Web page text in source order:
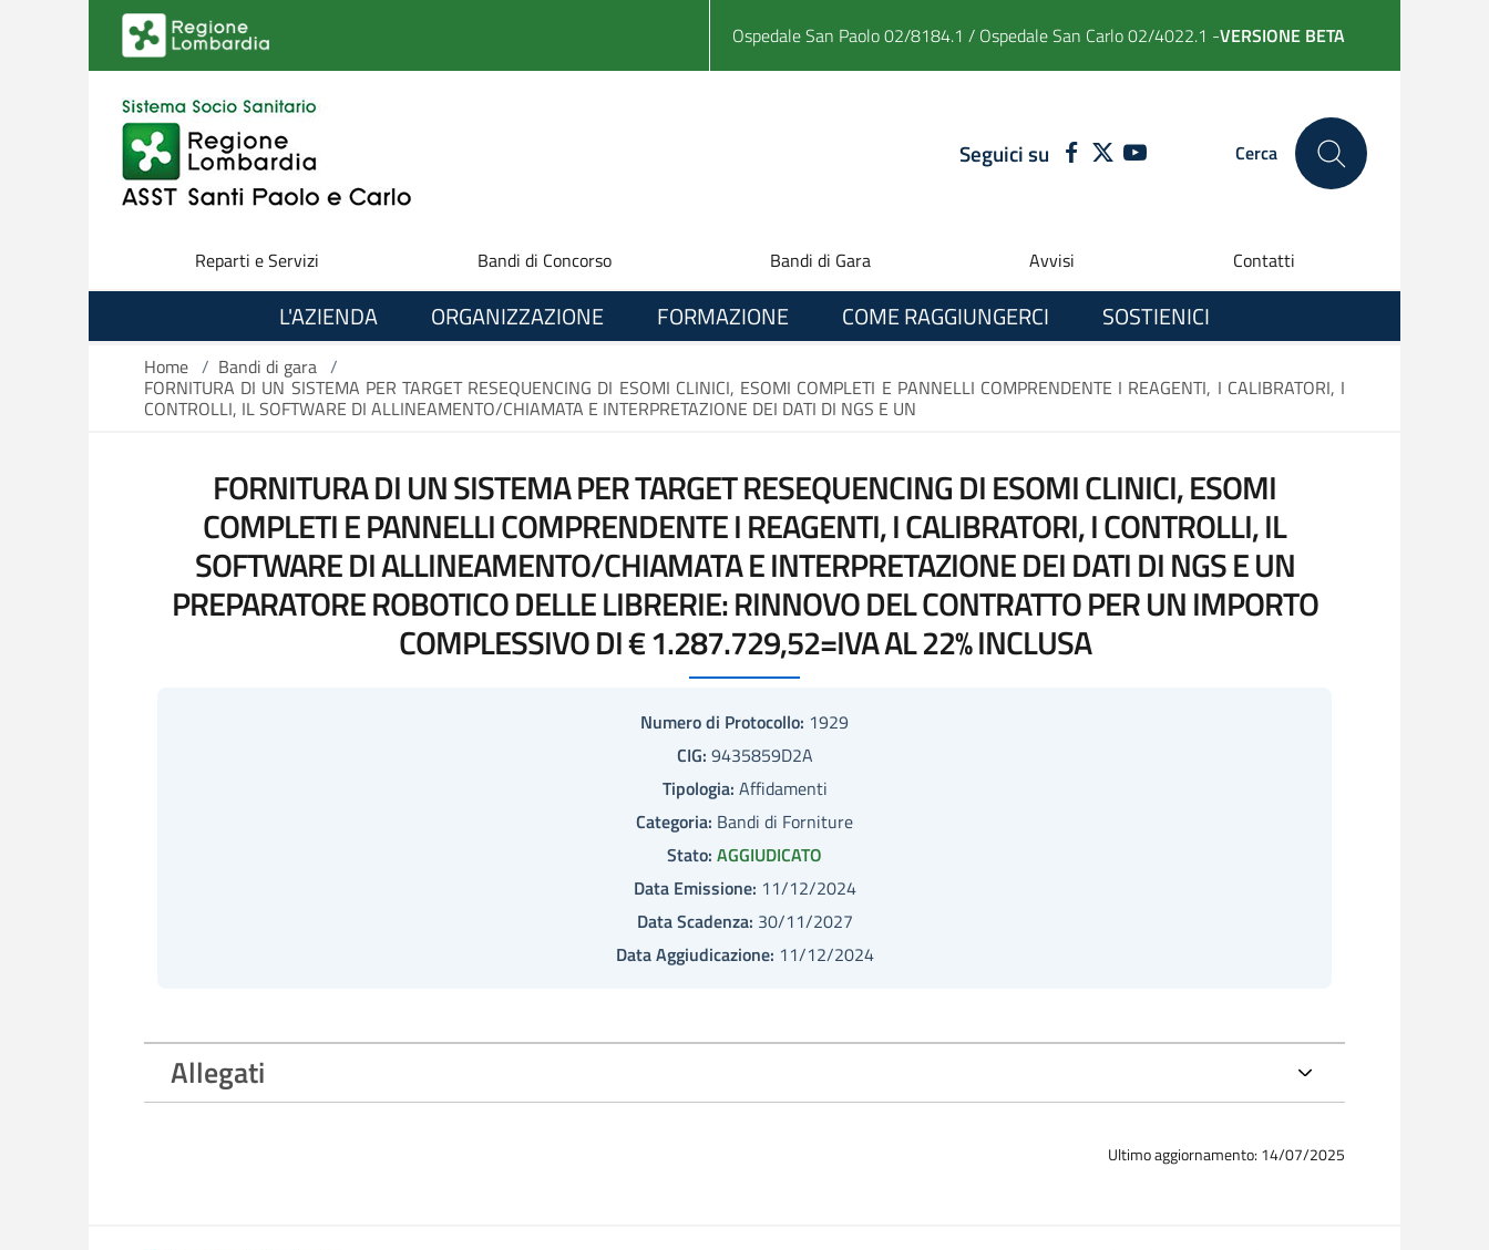
Salta al contenuto principale
Ospedale San Paolo 02/8184.1 / Ospedale San Carlo 02/4022.1 -VERSIONE BETA
Seguici suFACEBOOK
TWITTERYOUTUBE Cerca
Reparti e Servizi Bandi di Concorso Bandi di Gara Avvisi Contatti
L'AZIENDA ORGANIZZAZIONE FORMAZIONE COME RAGGIUNGERCI SOSTIENICI
Home / Bandi di gara /
FORNITURA DI UN SISTEMA PER TARGET RESEQUENCING DI ESOMI CLINICI, ESOMI COMPLETI E PANNELLI COMPRENDENTE I REAGENTI, I CALIBRATORI, I
CONTROLLI, IL SOFTWARE DI ALLINEAMENTO/CHIAMATA E INTERPRETAZIONE DEI DATI DI NGS E UN
FORNITURA DI UN SISTEMA PER TARGET RESEQUENCING DI ESOMI CLINICI, ESOMI
COMPLETI E PANNELLI COMPRENDENTE I REAGENTI, I CALIBRATORI, I CONTROLLI, IL
SOFTWARE DI ALLINEAMENTO/CHIAMATA E INTERPRETAZIONE DEI DATI DI NGS E UN
PREPARATORE ROBOTICO DELLE LIBRERIE: RINNOVO DEL CONTRATTO PER UN IMPORTO
COMPLESSIVO DI € 1.287.729,52=IVA AL 22% INCLUSA
Numero di Protocollo: 1929
CIG: 9435859D2A
Tipologia: Affidamenti
Categoria: Bandi di Forniture
Stato: AGGIUDICATO
Data Emissione: 11/12/2024
Data Scadenza: 30/11/2027
Data Aggiudicazione: 11/12/2024
Allegati
Ultimo aggiornamento: 14/07/2025